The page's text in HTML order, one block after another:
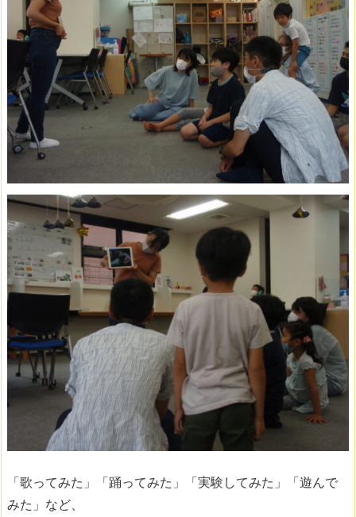
「歌ってみた」「踊ってみた」「実験してみた」「遊んで
みた」など、